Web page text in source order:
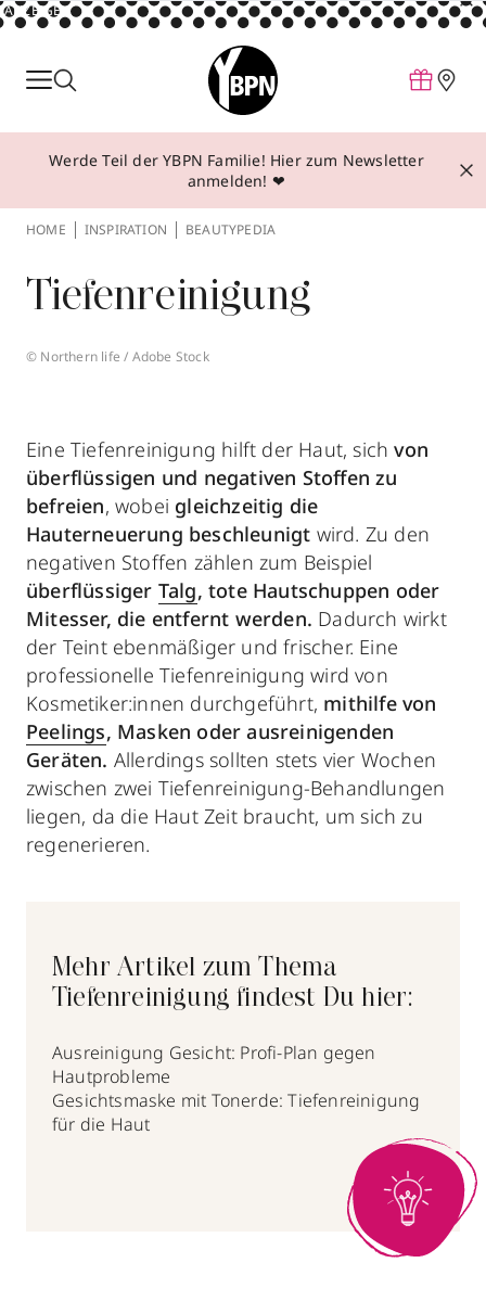
ANZEIGE
Parfum
Make-up
Behandlungen
Über YBPN
Aktionen
Werde Teil der YBPN Familie! Hier zum Newsletter
anmelden! ❤
HOME INSPIRATION BEAUTYPEDIA
Tiefenreinigung
© Northern life / Adobe Stock
Eine Tiefenreinigung hilft der Haut, sichvon
überflüssigen und negativen Stoffen zu
befreien, wobei gleichzeitig die
Hauterneuerung beschleunigt wird. Zu den
negativen Stoffen zählen zum Beispiel
überflüssiger Talg, tote Hautschuppen oder
Mitesser, die entfernt werden. Dadurch wirkt
der Teint ebenmäßiger und frischer. Eine
professionelle Tiefenreinigung wird von
Kosmetiker:innen durchgeführt, mithilfe von
Peelings, Masken oder ausreinigenden
Geräten. Allerdings sollten stets vier Wochen
zwischen zwei Tiefenreinigung-Behandlungen
liegen, da die Haut Zeit braucht, um sich zu
regenerieren.
Mehr Artikel zum Thema
Tiefenreinigung findest Du hier:
Ausreinigung Gesicht: Profi-Plan gegen
Hautprobleme
Gesichtsmaske mit Tonerde: Tiefenreinigung
für die Haut